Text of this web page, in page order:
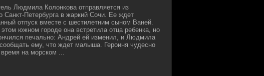
Людмила Колонкова отправляется из
Санкт-Петербурга в жаркий Сочи. Ее ждет
отпуск вместе с шестилетним сыном Ваней.
южном городе она встретила отца ребенка, но
печально: Андрей ей изменил, и Людмила
ему, что ждет малыша. Героиня чудесно
на морском ...